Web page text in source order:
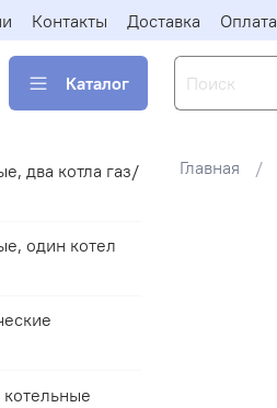
Контакты Доставка Оплата
Каталог
Главная
два котла газ/
один котел